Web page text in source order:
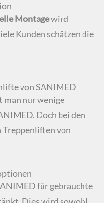
Montagewird
Kunden schätzen die
von SANIMED
man nur wenige
Doch bei den
Treppenliften von
für gebrauchte